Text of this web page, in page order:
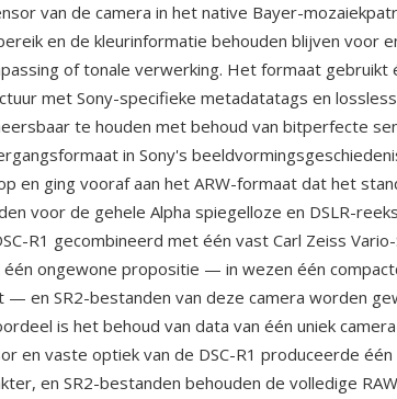
van de camera in het native Bayer-
en de kleurinformatie behouden blijven voor
of tonale verwerking. Het formaat gebruikt
met Sony-specifieke metadatatags en
te houden met behoud van bitperfecte
in Sony's
en ging vooraf aan het ARW-formaat dat het
voor de gehele Alpha spiegelloze en DSLR-
R1 gecombineerd met één vast Carl Zeiss
ongewone propositie — in wezen één
— en SR2-bestanden van deze camera worden
is het behoud van data van één uniek
en vaste optiek van de DSC-R1 produceerde één
en SR2-bestanden behouden de volledige